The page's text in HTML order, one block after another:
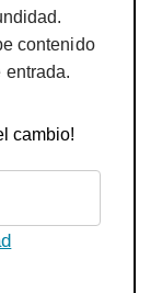
contenido
entrada.
cambio!